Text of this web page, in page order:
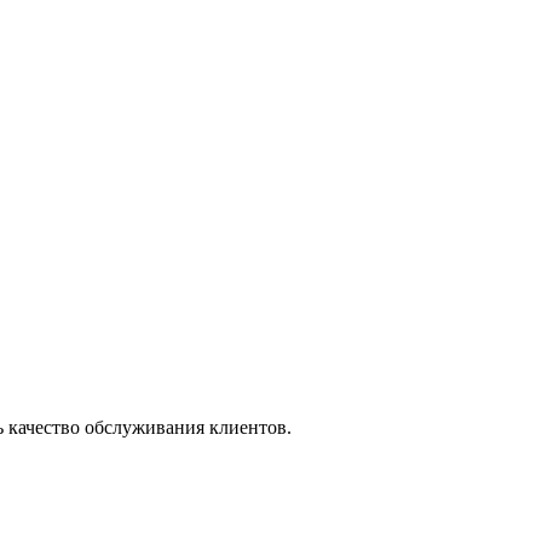
обслуживания клиентов.